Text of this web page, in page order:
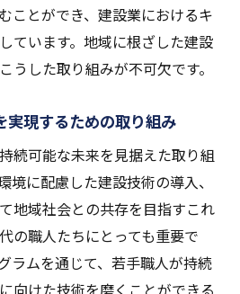
創を目指した研修の特徴
る地域貢献の意識
えるためのスキル開発
ためのコミュニケーション
した実践的研修の成功例
チがもたらす地域への影響
新時代を切り拓く若手育成の
の画期的な方法論
ことができ、建設業におけるキ
ています。地域に根ざした建設
うした取り組みが不可欠です。
実現するための取り組み
続可能な未来を見据えた取り組
境に配慮した建設技術の導入、
地域社会との共存を目指すこれ
の職人たちにとっても重要で
ラムを通じて、若手職人が持続